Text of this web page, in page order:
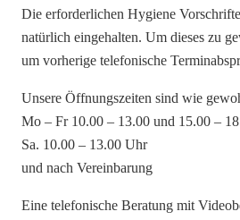
Die erforderlichen Hygiene
natürlich eingehalten. Um dieses zu
um vorherige telefonische
Unsere Öffnungszeiten sind wie
Mo – Fr 10.00 – 13.00 und 15.00 –
Sa. 10.00 – 13.00 Uhr
und nach Vereinbarung
Eine telefonische Beratung mit